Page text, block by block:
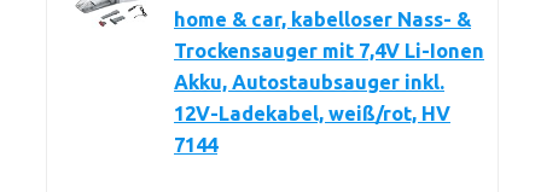
home & car, kabelloser Nass- &
Trockensauger mit 7,4V Li-Ionen
Akku, Autostaubsauger inkl.
12V-Ladekabel, weiß/rot, HV
7144